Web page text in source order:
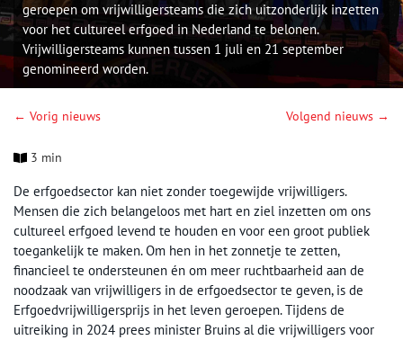
geroepen om vrijwilligersteams die zich uitzonderlijk inzetten
voor het cultureel erfgoed in Nederland te belonen.
Vrijwilligersteams kunnen tussen 1 juli en 21 september
genomineerd worden.
← Vorig nieuws Volgend nieuws →
3 min
De erfgoedsector kan niet zonder toegewijde vrijwilligers.
Mensen die zich belangeloos met hart en ziel inzetten om ons
cultureel erfgoed levend te houden en voor een groot publiek
toegankelijk te maken. Om hen in het zonnetje te zetten,
financieel te ondersteunen én om meer ruchtbaarheid aan de
noodzaak van vrijwilligers in de erfgoedsector te geven, is de
Erfgoedvrijwilligersprijs in het leven geroepen. Tijdens de
uitreiking in 2024 prees minister Bruins al die vrijwilligers voor